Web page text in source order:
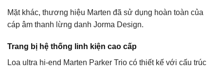
Mặt khác, thương hiệu Marten đã sử dụng hoàn toàn của
cáp âm thanh lừng danh Jorma Design.
Trang bị hệ thống linh kiện cao cấp
Loa ultra hi-end Marten Parker Trio có thiết kế với cấu trúc